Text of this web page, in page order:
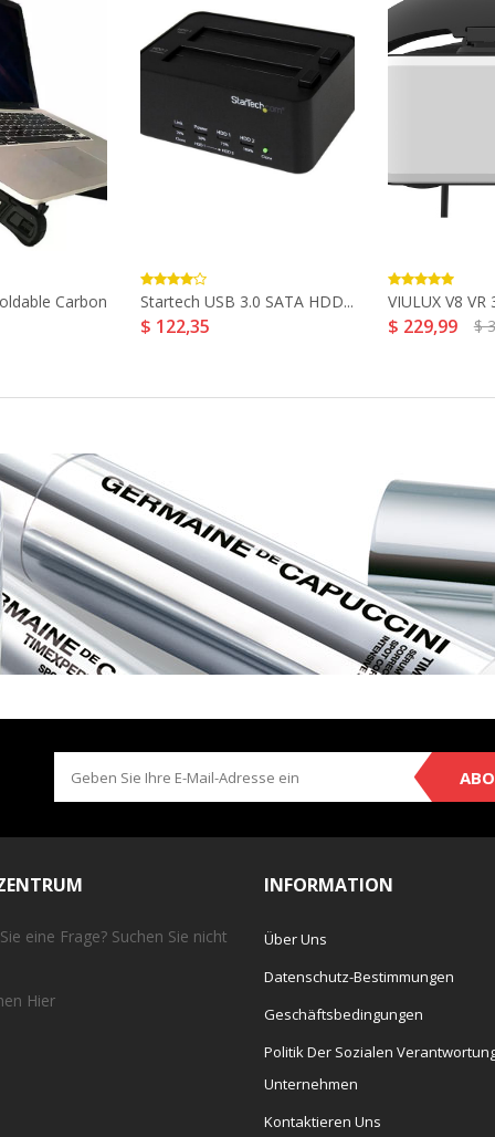
Carbon
Startech USB 3.0 SATA HDD...
$ 122,35
VIULUX V8 VR
$ 229,99 $
eine Frage? Suchen Sie nicht
Hier
INFORMATION
Über Uns
Datenschutz-Bestimmungen
Geschäftsbedingungen
Politik Der Sozialen
Unternehmen
Kontaktieren Uns